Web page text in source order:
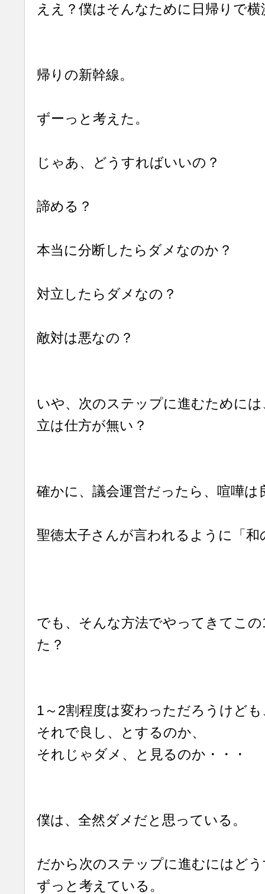
ええ？僕はそんなために日帰りで
帰りの新幹線。
ずーっと考えた。
じゃあ、どうすればいいの？
諦める？
本当に分断したらダメなのか？
対立したらダメなの？
敵対は悪なの？
いや、次のステップに進むために
立は仕方が無い？
確かに、議会運営だったら、喧嘩は
聖徳太子さんが言われるように「和
でも、そんな方法でやってきてこ
た？
1～2割程度は変わっただろうけども
それで良し、とするのか、
それじゃダメ、と見るのか・・・
僕は、全然ダメだと思っている。
だから次のステップに進むにはど
ずっと考えている。